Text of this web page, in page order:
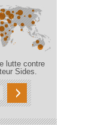
lutte contre
Sides.